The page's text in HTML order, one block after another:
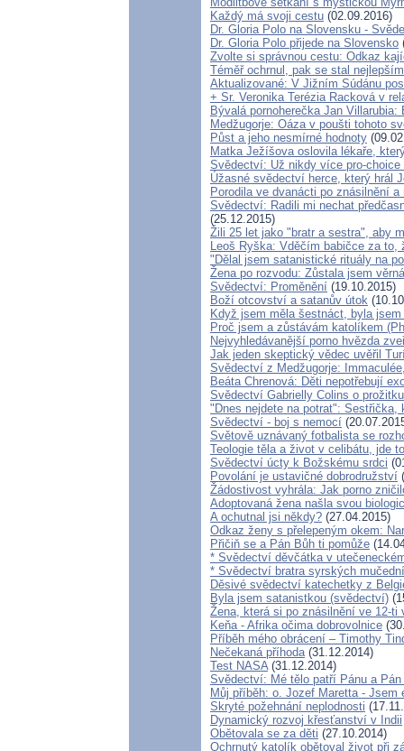
Každý má svoji cestu (02.09.2016)
Dr. Gloria Polo na Slovensku -
Dr. Gloria Polo přijede na Slovensko
Zvolte si správnou cestu: Odkaz
Téměř ochrnul, pak se stal
Aktualizované: V Jižním Súdánu
+ Sr. Veronika Terézia Racková v
Bývalá pornoherečka Jan
Medžugorje: Oáza v poušti tohoto
Půst a jeho nesmírné hodnoty
Matka Ježíšova oslovila lékaře,
Svědectví: Už nikdy více pro-
Úžasné svědectví herce, který hrál
Porodila ve dvanácti po znásilnění a
Svědectví: Radili mi nechat
(25.12.2015)
Žili 25 let jako "bratr a sestra", aby
Leoš Ryška: Vděčím babičce za to,
"Dělal jsem satanistické rituály na
Žena po rozvodu: Zůstala jsem
Svědectví: Proměnění (19.10.2015)
Boží otcovství a satanův útok
Když jsem měla šestnáct, byla
Proč jsem a zůstávám katolíkem
Nejvyhledávanější porno hvězda
Jak jeden skeptický vědec uvěřil
Svědectví z Medžugorje:
Beáta Chrenová: Děti nepotřebují
Svědectví Gabrielly Colins o
"Dnes nejdete na potrat":
Svědectví - boj s nemocí
Světově uznávaný fotbalista se
Teologie těla a život v celibátu, jde
Svědectví úcty k Božskému srdci
Povolání je ustavičné dobrodružství
Žádostivost vyhrála: Jak porno
Adoptovaná žena našla svou
A ochutnal jsi někdy? (27.04.2015)
Odkaz ženy s přelepeným okem:
Přičiň se a Pán Bůh ti pomůže
* Svědectví děvčátka v
* Svědectví bratra syrských
Děsivé svědectví katechetky z
Byla jsem satanistkou (svědectví)
Žena, která si po znásilnění ve 12-ti
Keňa - Afrika očima dobrovolnice
Příběh mého obrácení – Timothy
Nečekaná příhoda(31.12.2014)
Test NASA(31.12.2014)
Svědectví: Mé tělo patří Pánu a
Můj příběh: o. Jozef Maretta - Jsem
Skryté požehnání neplodnosti
Dynamický rozvoj křesťanství v Indii
Obětovala se za děti (27.10.2014)
Ochrnutý katolík obětoval život při